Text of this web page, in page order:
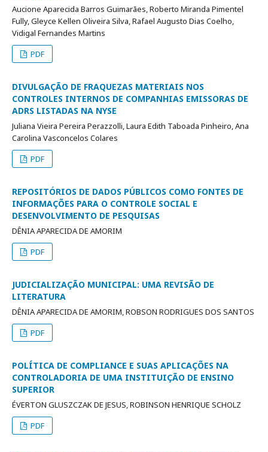
Aucione Aparecida Barros Guimarães, Roberto Miranda Pimentel
Fully, Gleyce Kellen Oliveira Silva, Rafael Augusto Dias Coelho,
Vidigal Fernandes Martins
PDF
DIVULGAÇÃO DE FRAQUEZAS MATERIAIS NOS
CONTROLES INTERNOS DE COMPANHIAS EMISSORAS DE
ADRS LISTADAS NA NYSE
Juliana Vieira Pereira Perazzolli, Laura Edith Taboada Pinheiro, Ana
Carolina Vasconcelos Colares
PDF
REPOSITÓRIOS DE DADOS PÚBLICOS COMO FONTES DE
INFORMAÇÕES PARA O CONTROLE SOCIAL E
DESENVOLVIMENTO DE PESQUISAS
DÊNIA APARECIDA DE AMORIM
PDF
JUDICIALIZAÇÃO MUNICIPAL: UMA REVISÃO DE
LITERATURA
DÊNIA APARECIDA DE AMORIM, ROBSON RODRIGUES DOS SANTOS
PDF
POLÍTICA DE COMPLIANCE E SUAS APLICAÇÕES NA
CONTROLADORIA DE UMA INSTITUIÇÃO DE ENSINO
SUPERIOR
ÉVERTON GLUSZCZAK DE JESUS, ROBINSON HENRIQUE SCHOLZ
PDF